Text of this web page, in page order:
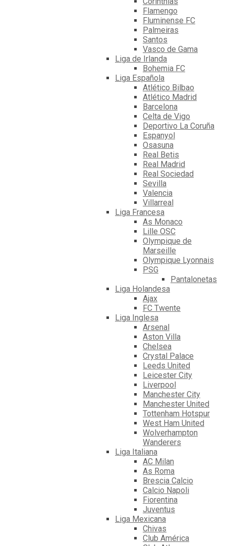
Flamengo
Fluminense FC
Palmeiras
Santos
Vasco de Gama
Liga de Irlanda
Bohemia FC
Liga Española
Atlético Bilbao
Atlético Madrid
Barcelona
Celta de Vigo
Deportivo La Coruña
Espanyol
Osasuna
Real Betis
Real Madrid
Real Sociedad
Sevilla
Valencia
Villarreal
Liga Francesa
As Monaco
Lille OSC
Olympique de
Marseille
Olympique Lyonnais
PSG
Pantalonetas
Liga Holandesa
Ajax
FC Twente
Liga Inglesa
Arsenal
Aston Villa
Chelsea
Crystal Palace
Leeds United
Leicester City
Liverpool
Manchester City
Manchester United
Tottenham Hotspur
West Ham United
Wolverhampton
Wanderers
Liga Italiana
AC Milan
As Roma
Brescia Calcio
Calcio Napoli
Fiorentina
Juventus
Liga Mexicana
Chivas
Club América